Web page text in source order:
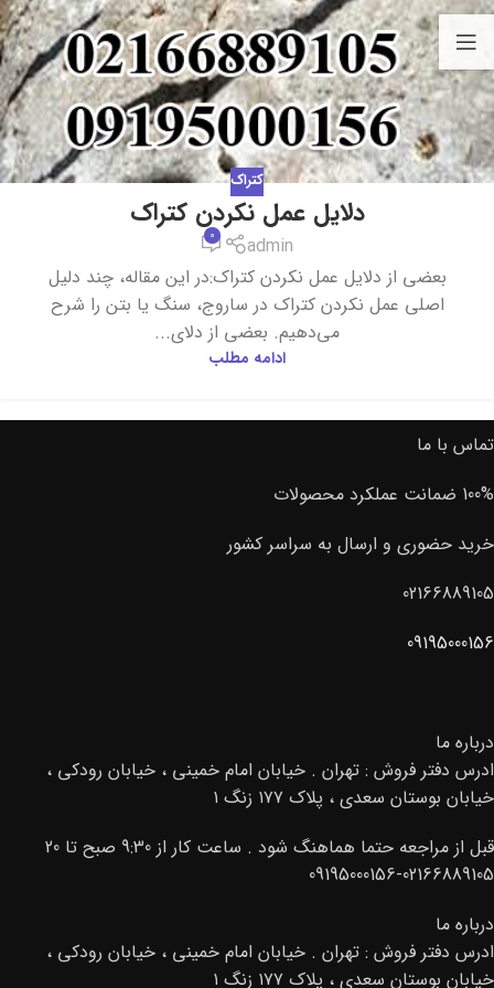
کتراک
دلایل عمل نکردن کتراک
admin
0
بعضی از دلایل عمل نکردن کتراک:در این مقاله، چند دلیل
اصلی عمل نکردن کتراک در ساروج، سنگ یا بتن را شرح
می‌دهیم. بعضی از دلای...
ادامه مطلب
تماس با ما
100% ضمانت عملکرد محصولات
خرید حضوری و ارسال به سراسر کشور
02166889105
09195000156
درباره ما
ادرس دفتر فروش : تهران . خیابان امام خمینی ، خیابان رودکی ،
خیابان بوستان سعدی ، پلاک ۱۷۷ زنگ ۱
قبل از مراجعه حتما هماهنگ شود . ساعت کار از 9:30 صبح تا 20
02166889105-09195000156
درباره ما
ادرس دفتر فروش : تهران . خیابان امام خمینی ، خیابان رودکی ،
خیابان بوستان سعدی ، پلاک ۱۷۷ زنگ ۱